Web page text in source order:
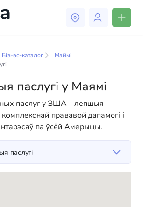
бізнес-паслуг вы знойдзеце
адаптавацца да жыцця ў ЗША.
рашэнні як для
юрыдычных асоб, каб зрабіць
больш камфортным і
кансультацый да
— у нас ёсць усё
пачатку вашага новага
Бізнэс-каталог
Маймі
паслугі у Маямі
паслуг у ЗША – лепшыя
прававой дапамогі і
па ўсёй Амерыцы.
паслугі